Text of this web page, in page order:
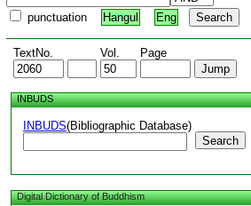
punctuation Hangul Eng
TextNo. Vol. Page
INBUDS
INBUDS(Bibliographic Database)
Search
Digital Dictionary of Buddhism